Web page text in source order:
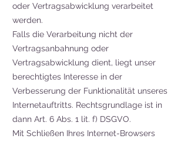
oder Vertragsabwicklung verarbeitet
werden.
Falls die Verarbeitung nicht der
Vertragsanbahnung oder
Vertragsabwicklung dient, liegt unser
berechtigtes Interesse in der
Verbesserung der Funktionalität unseres
Internetauftritts. Rechtsgrundlage ist in
dann Art. 6 Abs. 1 lit. f) DSGVO.
Mit Schließen Ihres Internet-Browsers